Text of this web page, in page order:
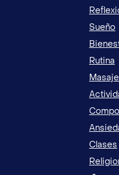
14 JUEGOS Y
DINOSAURIOS
Sueño
Rutina
Clases